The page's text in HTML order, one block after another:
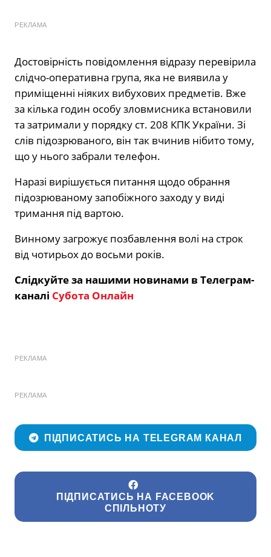
РЕКЛАМА
Достовірність повідомлення відразу перевірила
слідчо-оперативна група, яка не виявила у
приміщенні ніяких вибухових предметів. Вже
за кілька годин особу зловмисника встановили
та затримали у порядку ст. 208 КПК України. Зі
слів підозрюваного, він так вчинив нібито тому,
що у нього забрали телефон.
Наразі вирішується питання щодо обрання
підозрюваному запобіжного заходу у виді
тримання під вартою.
Винному загрожує позбавлення волі на строк
від чотирьох до восьми років.
Слідкуйте за нашими новинами в Телеграм-
каналі Субота Онлайн
РЕКЛАМА
РЕКЛАМА
ПІДПИСАТИСЬ НА TELEGRAM КАНАЛ
ПІДПИСАТИСЬ НА FACEBOOK
СПІЛЬНОТУ